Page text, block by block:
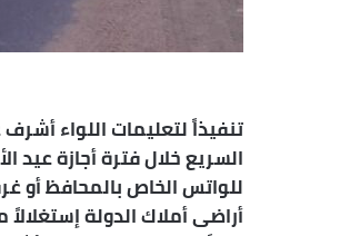
تنفيذاً لتعليمات اللواء
السريع خلال فترة أجازة عيد
للواتس الخاص بالمحافظ أو
أراضى أملاك الدولة